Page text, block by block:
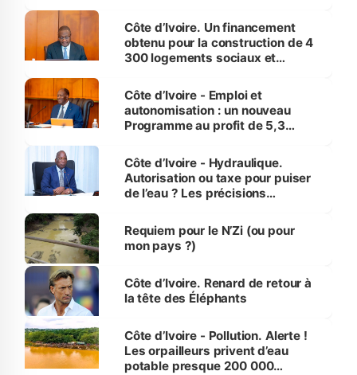
Côte d’Ivoire. Un financement
obtenu pour la construction de 4
300 logements sociaux et
et Yamoussoukro
Côte d’Ivoire - Emploi et
autonomisation : un nouveau
Programme au profit de 5,3
Côte d’Ivoire - Hydraulique.
Autorisation ou taxe pour puiser
de l’eau ? Les précisions
Requiem pour le N’Zi (ou pour
mon pays ?)
Côte d’Ivoire. Renard de retour à
la tête des Éléphants
Côte d’Ivoire - Pollution. Alerte !
Les orpailleurs privent d’eau
potable presque 200 000